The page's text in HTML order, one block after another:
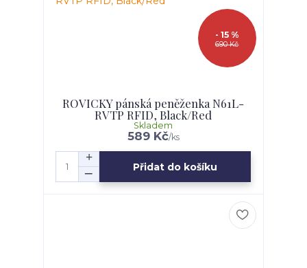
690 Kč
- 15 %
ROVICKY pánská peněženka N61L-
RVTP RFID, Black/Red
589 Kč/ks
Skladem
Přidat do košíku